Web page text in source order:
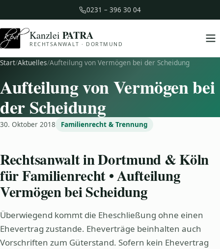
0231 – 396 30 04
Kanzlei PATRA
RECHTSANWALT · DORTMUND
Start/Aktuelles/Aufteilung von Vermögen bei der Scheidung
Aufteilung von Vermögen bei
der Scheidung
30. Oktober 2018 Familienrecht & Trennung
Rechtsanwalt in Dortmund & Köln
für Familienrecht • Aufteilung
Vermögen bei Scheidung
Überwiegend kommt die Eheschließung ohne einen
Ehevertrag zustande. Eheverträge beinhalten auch
Vorschriften zum Güterstand. Sofern kein Ehevertrag